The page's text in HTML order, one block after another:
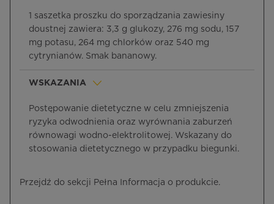
1 saszetka proszku do sporządzania zawiesiny
doustnej zawiera: 3,3 g glukozy, 276 mg sodu, 157
mg potasu, 264 mg chlorków oraz 540 mg
cytrynianów. Smak bananowy.
WSKAZANIA
Postępowanie dietetyczne w celu zmniejszenia
ryzyka odwodnienia oraz wyrównania zaburzeń
równowagi wodno-elektrolitowej. Wskazany do
stosowania dietetycznego w przypadku biegunki.
Przejdź do sekcji Pełna Informacja o produkcie.